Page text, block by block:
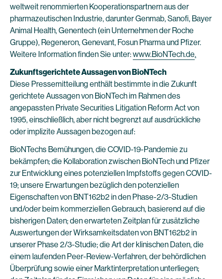
weltweit renommierten Kooperationspartnern aus der
pharmazeutischen Industrie, darunter Genmab, Sanofi, Bayer
Animal Health, Genentech (ein Unternehmen der Roche
Gruppe), Regeneron, Genevant, Fosun Pharma und Pfizer.
Weitere Information finden Sie unter:www.BioNTech.de.
Zukunftsgerichtete Aussagen von BioNTech
Diese Pressemitteilung enthält bestimmte in die Zukunft
gerichtete Aussagen von BioNTech im Rahmen des
angepassten Private Securities Litigation Reform Act von
1995, einschließlich, aber nicht begrenzt auf ausdrückliche
oder implizite Aussagen bezogen auf:
BioNTechs Bemühungen, die COVID-19-Pandemie zu
bekämpfen; die Kollaboration zwischen BioNTech und Pfizer
zur Entwicklung eines potenziellen Impfstoffs gegen COVID-
19; unsere Erwartungen bezüglich den potenziellen
Eigenschaften von BNT162b2 in den Phase-2/3-Studien
und/oder beim kommerziellen Gebrauch, basierend auf die
bisherigen Daten; den erwarteten Zeitplan für zusätzliche
Auswertungen der Wirksamkeitsdaten von BNT162b2 in
unserer Phase 2/3-Studie; die Art der klinischen Daten, die
einem laufenden Peer-Review-Verfahren, der behördlichen
Überprüfung sowie einer Marktinterpretation unterliegen;